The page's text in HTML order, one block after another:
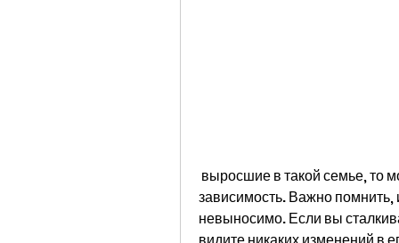
зависимость. Важно помнить,
невыносимо. Если вы